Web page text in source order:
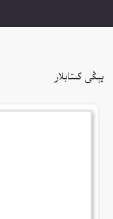
يېڭى كىتابلار